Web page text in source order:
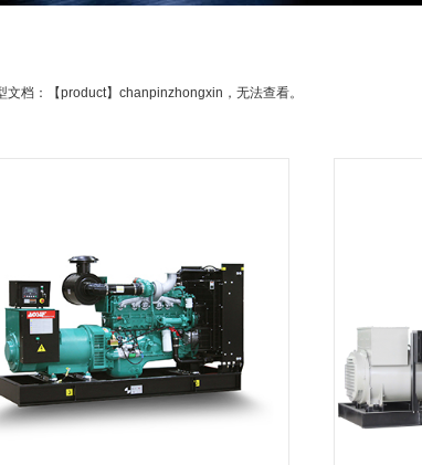
文档：【product】chanpinzhongxin，无法查看。